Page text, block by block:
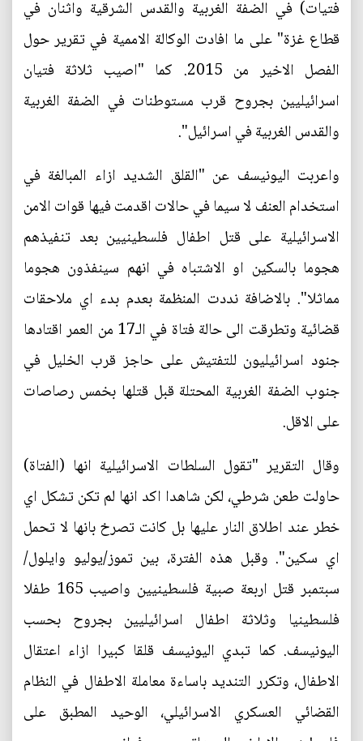
فتيات) في الضفة الغربية والقدس الشرقية واثنان في
قطاع غزة" على ما افادت الوكالة الاممية في تقرير حول
الفصل الاخير من 2015. كما "اصيب ثلاثة فتيان
اسرائيليين بجروح قرب مستوطنات في الضفة الغربية
والقدس الغربية في اسرائيل".
واعربت اليونيسف عن "القلق الشديد ازاء المبالغة في
استخدام العنف لا سيما في حالات اقدمت فيها قوات الامن
الاسرائيلية على قتل اطفال فلسطينيين بعد تنفيذهم
هجوما بالسكين او الاشتباه في انهم سينفذون هجوما
مماثلا". بالاضافة نددت المنظمة بعدم بدء اي ملاحقات
قضائية وتطرقت الى حالة فتاة في الـ17 من العمر اقتادها
جنود اسرائيليون للتفتيش على حاجز قرب الخليل في
جنوب الضفة الغربية المحتلة قبل قتلها بخمس رصاصات
على الاقل.
وقال التقرير "تقول السلطات الاسرائيلية انها (الفتاة)
حاولت طعن شرطي، لكن شاهدا اكد انها لم تكن تشكل اي
خطر عند اطلاق النار عليها بل كانت تصرخ بانها لا تحمل
اي سكين". وقبل هذه الفترة، بين تموز/يوليو وايلول/
سبتمبر قتل اربعة صبية فلسطينيين واصيب 165 طفلا
فلسطينيا وثلاثة اطفال اسرائيليين بجروح بحسب
اليونيسف. كما تبدي اليونيسف قلقا كبيرا ازاء اعتقال
الاطفال، وتكرر التنديد باساءة معاملة الاطفال في النظام
القضائي العسكري الاسرائيلي، الوحيد المطبق على